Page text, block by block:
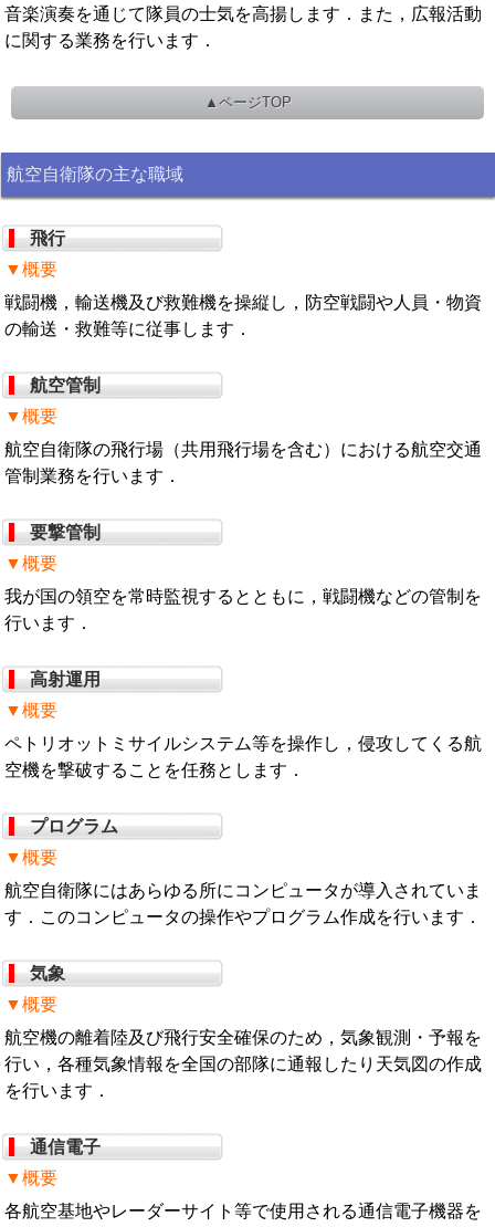
音楽演奏を通じて隊員の士気を高揚します．また，広報活動
に関する業務を行います．
▲ページTOP
航空自衛隊の主な職域
飛行
▼概要
戦闘機，輸送機及び救難機を操縦し，防空戦闘や人員・物資
の輸送・救難等に従事します．
航空管制
▼概要
航空自衛隊の飛行場（共用飛行場を含む）における航空交通
管制業務を行います．
要撃管制
▼概要
我が国の領空を常時監視するとともに，戦闘機などの管制を
行います．
高射運用
▼概要
ペトリオットミサイルシステム等を操作し，侵攻してくる航
空機を撃破することを任務とします．
プログラム
▼概要
航空自衛隊にはあらゆる所にコンピュータが導入されていま
す．このコンピュータの操作やプログラム作成を行います．
気象
▼概要
航空機の離着陸及び飛行安全確保のため，気象観測・予報を
行い，各種気象情報を全国の部隊に通報したり天気図の作成
を行います．
通信電子
▼概要
各航空基地やレーダーサイト等で使用される通信電子機器を